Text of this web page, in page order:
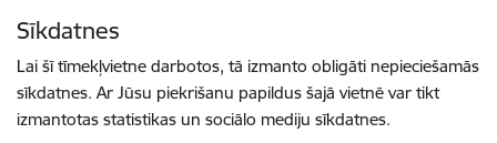
Sīkdatnes
Lai šī tīmekļvietne darbotos, tā izmanto obligāti nepieciešamās
sīkdatnes. Ar Jūsu piekrišanu papildus šajā vietnē var tikt
izmantotas statistikas un sociālo mediju sīkdatnes.